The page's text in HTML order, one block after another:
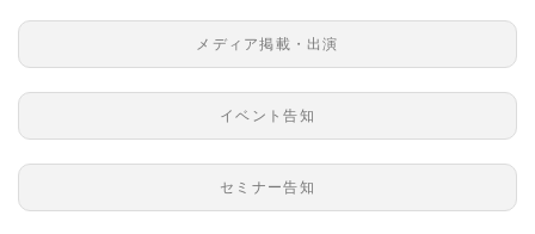
メディア掲載・出演
イベント告知
セミナー告知